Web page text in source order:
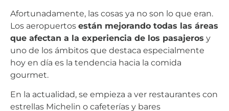
Afortunadamente, las cosas ya no son lo que eran.
Los aeropuertos están mejorando todas las áreas
que afectan a la experiencia de los pasajeros y
uno de los ámbitos que destaca especialmente
hoy en día es la tendencia hacia la comida
gourmet.
En la actualidad, se empieza a ver restaurantes con
estrellas Michelin o cafeterías y bares